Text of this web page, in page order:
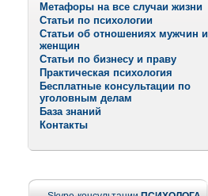
Метафоры на все случаи жизни
Статьи по психологии
Статьи об отношениях мужчин и
женщин
Статьи по бизнесу и праву
Практическая психология
Бесплатные консультации по
уголовным делам
База знаний
Контакты